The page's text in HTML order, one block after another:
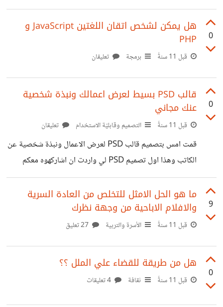
0
هل يمكن لشخص اتقان اللغتين JavaScript و
PHP
قبل 11 سنةً برمجة تعليقان
0
قالب PSD بسيط لعرض اعمالك ونبذة شخصية
عنك مجاني
قبل 11 سنةً التصميم وقابليّة الاستخدام تعليقان
قمت امس بتصميم قالب PSD لعرض الاعمال ونبذة شخصية عن
الكاتب وهذا اول تصميم PSD لي واردت ان اشاركهوه معكم
واعرف ارائكم الملف مرفق معهوه الخطوط المستخدمة في
التصميم والــ PSD طبعاً :) > للتحميل :
http://bit.ly/1E6Zurd > للمعاينة :
http://bit.ly/1TVG5k9
9
ما هو الحل الامثل للتخلص من العادة السرية
والافلام الاباحية من وجهة نظرك
قبل 11 سنةً الأسرة والتربية
0
هل من طريقة للقضاء علي الملل ؟؟
قبل 11 سنةً ثقافة